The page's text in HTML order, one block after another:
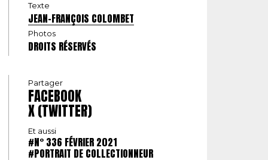
Texte
JEAN-FRANÇOIS COLOMBET
Photos
DROITS RÉSERVÉS
Partager
FACEBOOK
X (TWITTER)
Et aussi
#N° 336 FÉVRIER 2021
#PORTRAIT DE COLLECTIONNEUR